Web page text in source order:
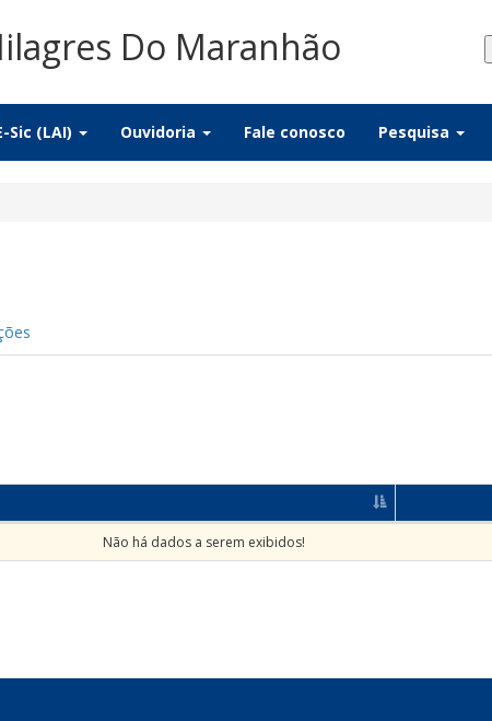
Do Maranhão
Sic (LAI) Ouvidoria Fale conosco Pesquisa
Não há dados a serem exibidos!